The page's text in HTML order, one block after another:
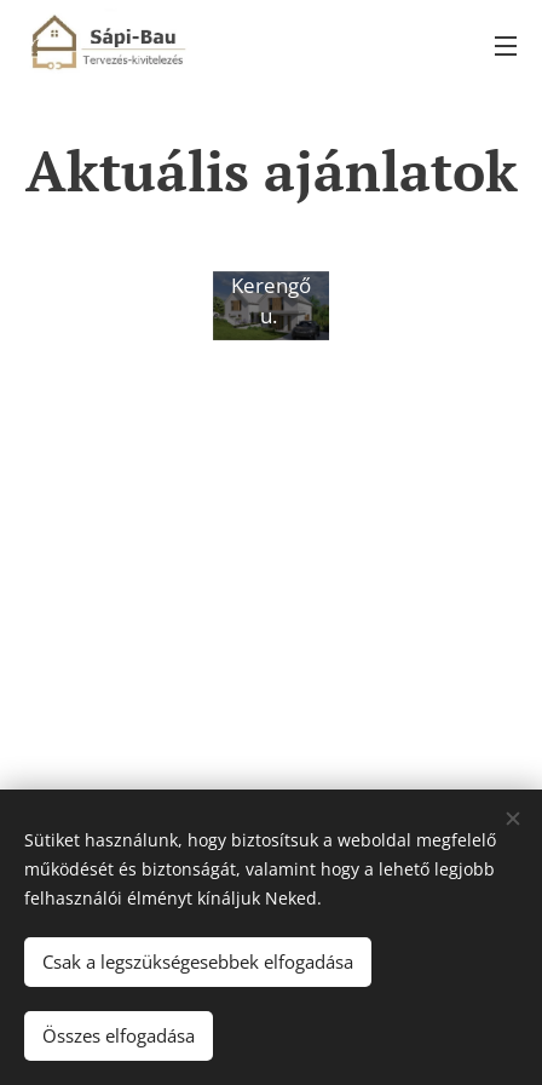
Aktuális ajánlatok
Kerengő
u.
© 2024 Sápi-Bau Kft. 2100 Gödöllő, Dózsa György út 18. Fszt. 1.
Az oldalt a
Sütiket használunk, hogy biztosítsuk a weboldal megfelelő
működését és biztonságát, valamint hogy a lehető legjobb
felhasználói élményt kínáljuk Neked.
Csak a legszükségesebbek elfogadása
Összes elfogadása